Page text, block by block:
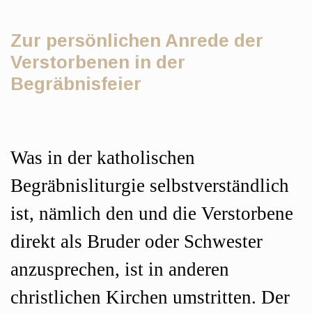
Zur persönlichen Anrede der
Verstorbenen in der
Begräbnisfeier
Artikelinhalt
Was in der katholischen
Begräbnisliturgie selbstverständlich
ist, nämlich den und die Verstorbene
direkt als Bruder oder Schwester
anzusprechen, ist in anderen
christlichen Kirchen umstritten. Der